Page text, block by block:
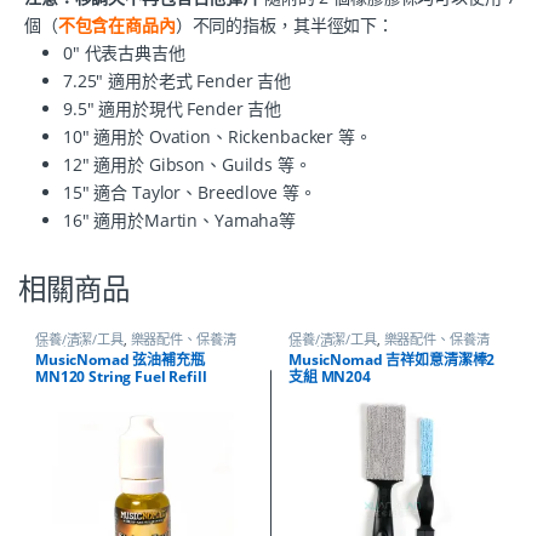
個（不包含在商品內）不同的指板，其半徑如下：
0" 代表古典吉他
7.25" 適用於老式 Fender 吉他
9.5" 適用於現代 Fender 吉他
10" 適用於 Ovation、Rickenbacker 等。
12" 適用於 Gibson、Guilds 等。
15" 適合 Taylor、Breedlove 等。
16" 適用於Martin、Yamaha等
相關商品
保養/清潔/工具, 樂器配件、保養清
潔、調音
MusicNomad 弦油補充瓶
MN120 String Fuel Refill
保養/清潔/工具, 樂器配件、保養清
潔、調音
MusicNomad 吉祥如意清潔棒2
支組 MN204